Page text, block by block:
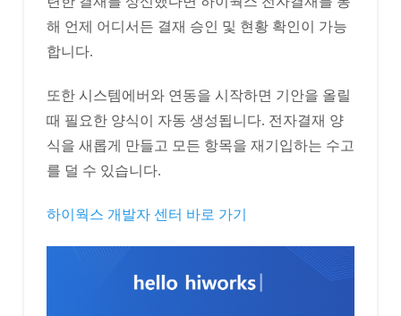
해 언제 어디서든 결재 승인 및 현황 확인이 가능
합니다.
또한 시스템에버와 연동을 시작하면 기안을 올릴
때 필요한 양식이 자동 생성됩니다. 전자결재 양
식을 새롭게 만들고 모든 항목을 재기입하는 수고
를 덜 수 있습니다.
하이웍스 개발자 센터 바로 가기